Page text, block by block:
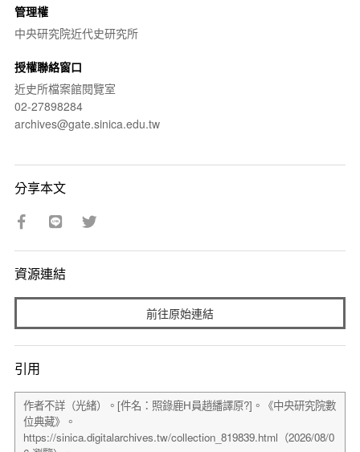
管理權
中央研究院近代史研究所
授權聯絡窗口
近史所檔案館閱覽室
02-27898284
archives@gate.sinica.edu.tw
分享本文
資源連結
前往原始連結
引用